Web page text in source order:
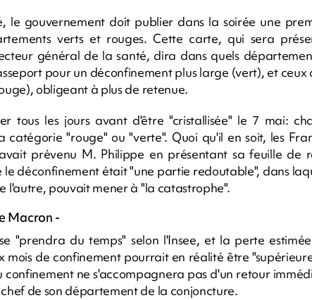
le gouvernement doit publier dans la soirée une
verts et rouges. Cette carte, qui sera
général de la santé, dira dans quels
pour un déconfinement plus large (vert), et ceux
obligeant à plus de retenue.
tous les jours avant d'être "cristallisée" le 7 mai:
"rouge" ou "verte". Quoi qu'il en soit, les
prévenu M. Philippe en présentant sa feuille de
déconfinement était "une partie redoutable", dans
l'autre, pouvait mener à "la catastrophe".
Macron -
"prendra du temps" selon l'Insee, et la perte
mois de confinement pourrait en réalité être
ne s'accompagnera pas d'un retour
de son département de la conjoncture.